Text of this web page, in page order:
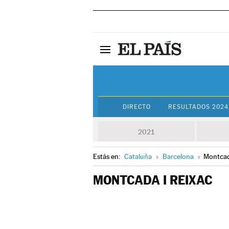
DIRECTO RESULTADOS 2024
2021
Estás en: Cataluña » Barcelona »
MONTCADA I REIXAC